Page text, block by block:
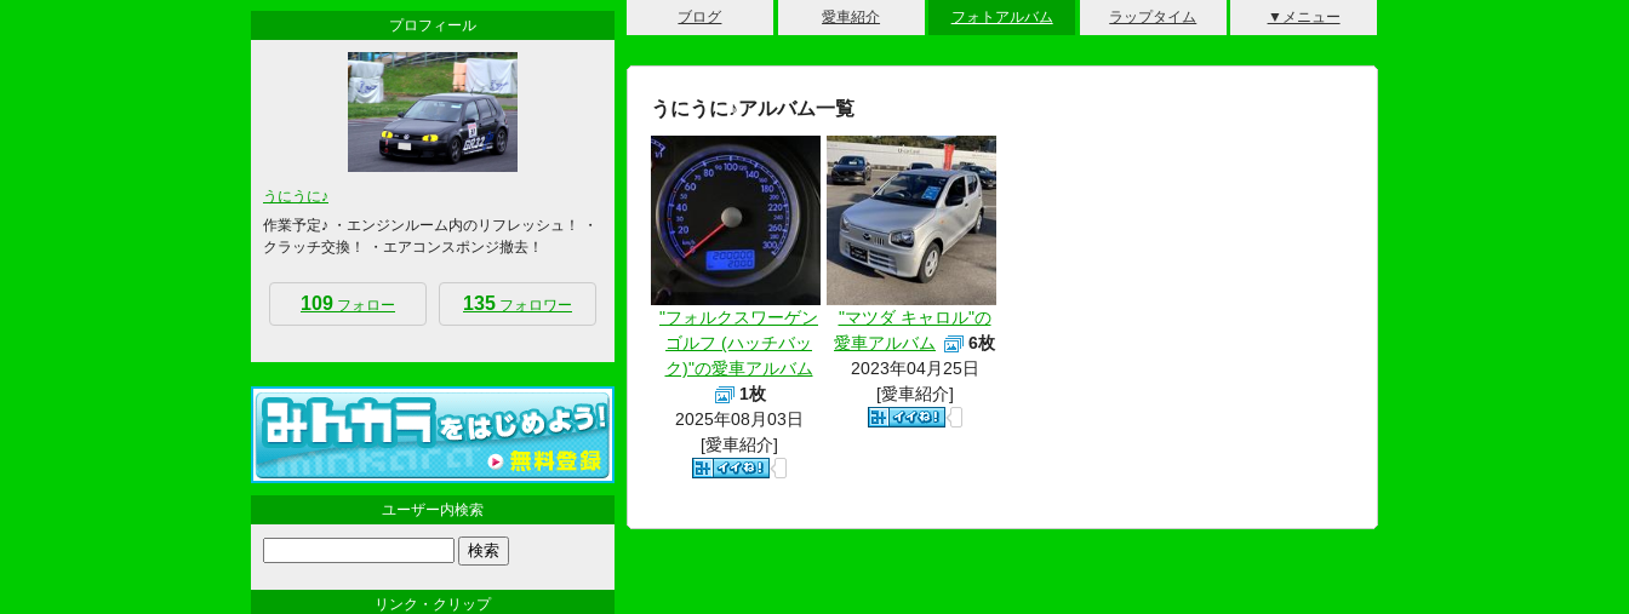
ブログ 愛車紹介 フォトアルバム ラップタイム ▼メニュー
うにうに♪アルバム一覧
"フォルクスワーゲン
ゴルフ (ハッチバッ
ク)"の愛車アルバム
1枚
2025年08月03日
[愛車紹介]
"マツダ キャロル"の
愛車アルバム
6枚
2023年04月25日
[愛車紹介]
プロフィール
うにうに♪
作業予定♪ ・エンジンルーム内のリフレッシュ！ ・
クラッチ交換！ ・エアコンスポンジ撤去！
109 フォロー 135 フォロワー
ユーザー内検索
リンク・クリップ